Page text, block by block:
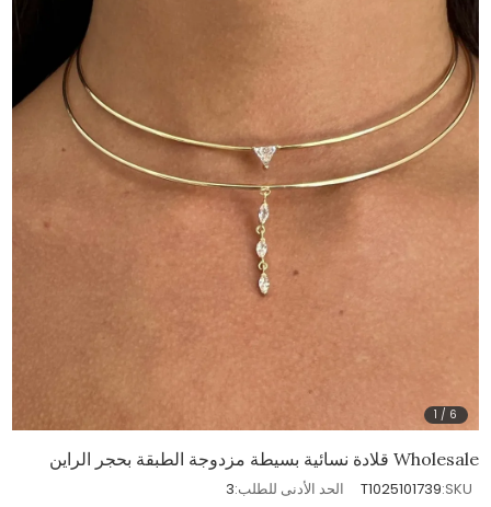
1 / 6
Wholesale قلادة نسائية بسيطة مزدوجة الطبقة بحجر الراين
SKU:
T1025101739 الحد الأدنى للطلب:3